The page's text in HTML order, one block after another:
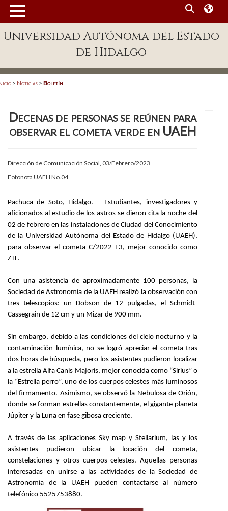
Enlaces
Patronato
Publicaciones en línea
Acreditación Internacional
Alumnado
Aspirantes
Alumni
Visitantes
Universidad Autónoma del Estado
de Hidalgo
> Noticias > Boletín
Decenas de personas se reúnen para
observar el cometa verde en UAEH
Dirección de Comunicación Social, 03/Febrero/2023
Fotonota UAEH No.04
Pachuca de Soto, Hidalgo. – Estudiantes, investigadores y
aficionados al estudio de los astros se dieron cita la noche del
02 de febrero en las instalaciones de Ciudad del Conocimiento
de la Universidad Autónoma del Estado de Hidalgo (UAEH),
para observar el cometa C/2022 E3, mejor conocido como
ZTF.
Con una asistencia de aproximadamente 100 personas, la
Sociedad de Astronomía de la UAEH realizó la observación con
tres telescopios: un Dobson de 12 pulgadas, el Schmidt-
Cassegrain de 12 cm y un Mizar de 900 mm.
Sin embargo, debido a las condiciones del cielo nocturno y la
contaminación lumínica, no se logró apreciar el cometa tras
dos horas de búsqueda, pero los asistentes pudieron localizar
a la estrella Alfa Canis Majoris, mejor conocida como “Sirius” o
la “Estrella perro”, uno de los cuerpos celestes más luminosos
del firmamento. Asimismo, se observó la Nebulosa de Orión,
donde se forman estrellas constantemente, el gigante planeta
Júpiter y la Luna en fase gibosa creciente.
A través de las aplicaciones Sky map y Stellarium, las y los
asistentes pudieron ubicar la locación del cometa,
constelaciones y otros cuerpos celestes. Aquellas personas
interesadas en unirse a las actividades de la Sociedad de
Astronomía de la UAEH pueden contactarse al número
telefónico 5525753880.